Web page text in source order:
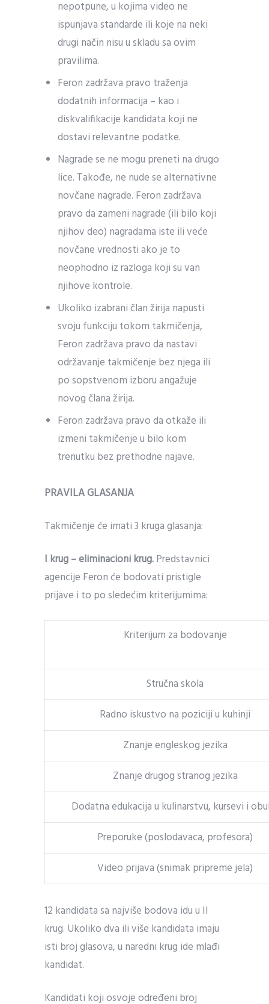
nepotpune, u kojima video ne
ispunjava standarde ili koje na neki
drugi način nisu u skladu sa ovim
pravilima.
Feron zadržava pravo traženja
dodatnih informacija – kao i
diskvalifikacije kandidata koji ne
dostavi relevantne podatke.
Nagrade se ne mogu preneti na drugo
lice. Takođe, ne nude se alternativne
novčane nagrade. Feron zadržava
pravo da zameni nagrade (ili bilo koji
njihov deo) nagradama iste ili veće
novčane vrednosti ako je to
neophodno iz razloga koji su van
njihove kontrole.
Ukoliko izabrani član žirija napusti
svoju funkciju tokom takmičenja,
Feron zadržava pravo da nastavi
održavanje takmičenje bez njega ili
po sopstvenom izboru angažuje
novog člana žirija.
Feron zadržava pravo da otkaže ili
izmeni takmičenje u bilo kom
trenutku bez prethodne najave.
PRAVILA GLASANJA
Takmičenje će imati 3 kruga glasanja:
I krug – eliminacioni krug.Predstavnici
agencije Feron će bodovati pristigle
prijave i to po sledećim kriterijumima:
Kriterijum za bodovanje
Stručna skola
Radno iskustvo na poziciji u kuhinji
Znanje engleskog jezika
Znanje drugog stranog jezika
Dodatna edukacija u kulinarstvu, kursevi i
Preporuke (poslodavaca, profesora)
Video prijava (snimak pripreme jela)
12 kandidata sa najviše bodova idu u II
krug. Ukoliko dva ili više kandidata imaju
isti broj glasova, u naredni krug ide mlađi
kandidat.
Kandidati koji osvoje određeni broj